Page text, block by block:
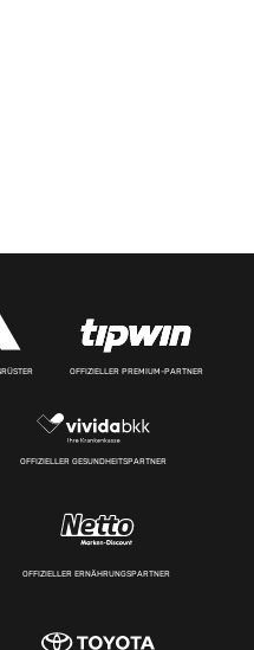
OFFIZIELLER PREMIUM-PARTNER
OFFIZIELLER GESUNDHEITSPARTNER
OFFIZIELLER ERNÄHRUNGSPARTNER